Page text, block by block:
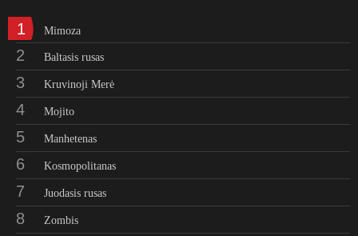
1 Mimoza
2 Baltasis rusas
3 Kruvinoji Merė
4 Mojito
5 Manhetenas
6 Kosmopolitanas
7 Juodasis rusas
8 Zombis